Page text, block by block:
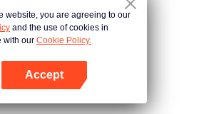
website, you are agreeing to our
and the use of cookies in
with our Cookie Policy.
Accept